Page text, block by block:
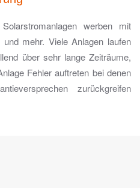
werben mit
mehr. Viele Anlagen laufen
über sehr lange Zeiträume,
Fehler auftreten bei denen
zurückgreifen